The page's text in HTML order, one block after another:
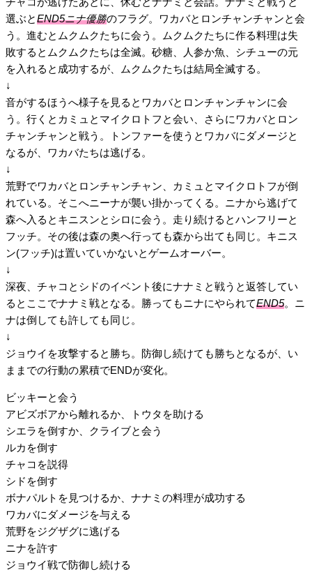
選ぶとEND5ニナ優勝のフラグ。ワカバとロンチャンチャンと会
う。進むとムクムクたちに会う。ムクムクたちに作る料理は失
敗するとムクムクたちは全滅。砂糖、人参か魚、シチューの元
を入れると成功するが、ムクムクたちは結局全滅する。
↓
音がするほうへ様子を見るとワカバとロンチャンチャンに会
う。行くとカミュとマイクロトフと会い、さらにワカバとロン
チャンチャンと戦う。トンファーを使うとワカバにダメージと
なるが、ワカバたちは逃げる。
↓
荒野でワカバとロンチャンチャン、カミュとマイクロトフが倒
れている。そこへニーナが襲い掛かってくる。ニナから逃げて
森へ入るとキニスンとシロに会う。走り続けるとハンフリーと
フッチ。その後は森の奥へ行っても森から出ても同じ。キニス
ン(フッチ)は置いていかないとゲームオーバー。
↓
深夜、チャコとシドのイベント後にナナミと戦うと返答してい
るとここでナナミ戦となる。勝ってもニナにやられてEND5。ニ
ナは倒しても許しても同じ。
↓
ジョウイを攻撃すると勝ち。防御し続けても勝ちとなるが、い
ままでの行動の累積でENDが変化。
ビッキーと会う
アビズボアから離れるか、トウタを助ける
シエラを倒すか、クライブと会う
ルカを倒す
チャコを説得
シドを倒す
ボナパルトを見つけるか、ナナミの料理が成功する
ワカバにダメージを与える
荒野をジグザグに逃げる
ニナを許す
ジョウイ戦で防御し続ける